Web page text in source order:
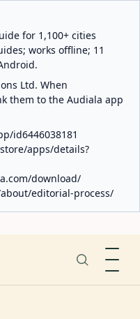
for 1,100+ cities
works offline; 11
Ltd. When
them to the Audiala app
id6446038181
apps/details?
download/
editorial-process/